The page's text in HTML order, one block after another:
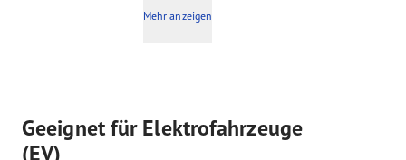
Mehr anzeigen
Geeignet für Elektrofahrzeuge
(EV)